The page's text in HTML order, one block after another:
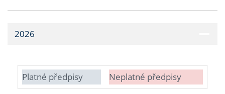
2026
Platné předpisy Neplatné předpisy